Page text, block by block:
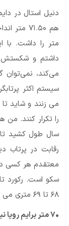
متر را داشت. با
می‌کند،
سیستم اکثر
می زنند و شاید
سال طول کشید
رقابت در پرتاب
۶۸ تا ۶۹ متری می توانم طلای المپیک را هم کسب کنم.
۷۰ متر برایم رویا نیست